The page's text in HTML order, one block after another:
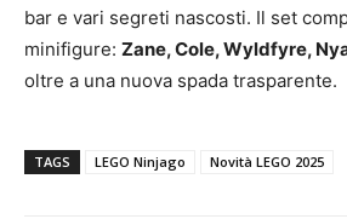
bar e vari segreti nascosti. Il set
minifigure: Zane, Cole, Wyldfyre,
oltre a una nuova spada trasparente.
TAGS LEGO Ninjago Novità LEGO 2025